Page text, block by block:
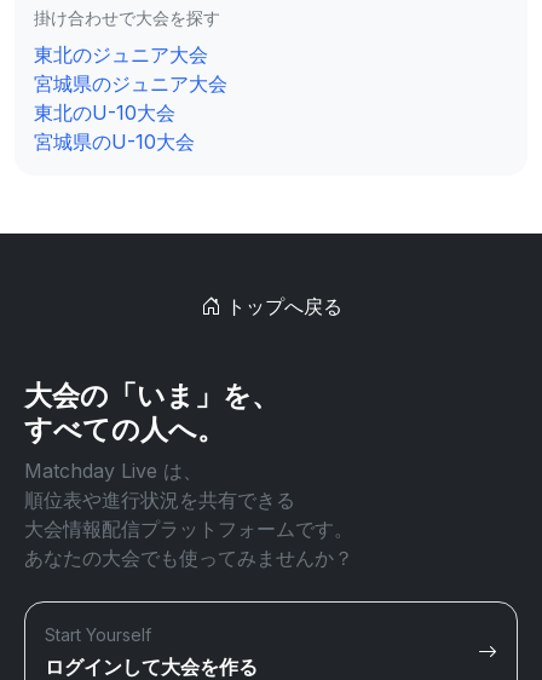
掛け合わせで大会を探す
東北のジュニア大会
宮城県のジュニア大会
東北のU-10大会
宮城県のU-10大会
トップへ戻る
大会の「いま」を、
すべての人へ。
Matchday Live は、
順位表や進行状況を共有できる
大会情報配信プラットフォームです。
あなたの大会でも使ってみませんか？
Start Yourself
ログインして大会を作る